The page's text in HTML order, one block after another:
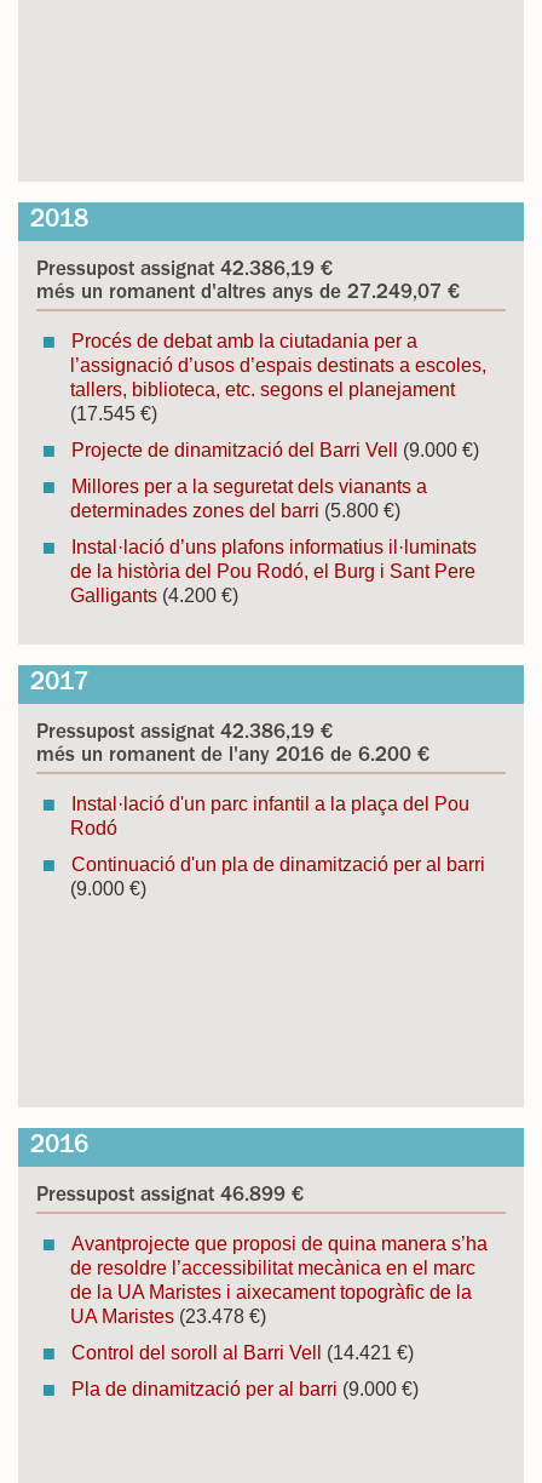
2018
Pressupost assignat 42.386,19 €
més un romanent d'altres anys de 27.249,07 €
Procés de debat amb la ciutadania per a
l’assignació d’usos d’espais destinats a escoles,
tallers, biblioteca, etc. segons el planejament
(17.545 €)
Projecte de dinamització del Barri Vell (9.000 €)
Millores per a la seguretat dels vianants a
determinades zones del barri (5.800 €)
Instal·lació d’uns plafons informatius il·luminats
de la història del Pou Rodó, el Burg i Sant Pere
Galligants (4.200 €)
2017
Pressupost assignat 42.386,19 €
més un romanent de l'any 2016 de 6.200 €
Instal·lació d'un parc infantil a la plaça del Pou
Rodó
Continuació d'un pla de dinamització per al barri
(9.000 €)
2016
Pressupost assignat 46.899 €
Avantprojecte que proposi de quina manera s’ha
de resoldre l’accessibilitat mecànica en el marc
de la UA Maristes i aixecament topogràfic de la
UA Maristes (23.478 €)
Control del soroll al Barri Vell
(14.421 €)
Pla de dinamització per al barri (9.000 €)